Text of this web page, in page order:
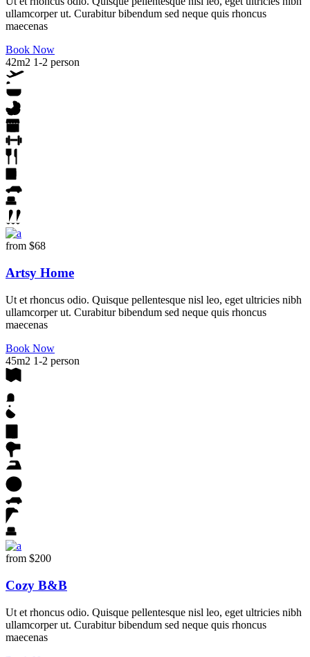
ullamcorper ut. Curabitur bibendum sed neque quis rhoncus
maecenas
Book Now
42m2 1-2 person
from $68
Artsy Home
Ut et rhoncus odio. Quisque pellentesque nisl leo, eget ultricies nibh
ullamcorper ut. Curabitur bibendum sed neque quis rhoncus
maecenas
Book Now
45m2 1-2 person
from $200
Cozy B&B
Ut et rhoncus odio. Quisque pellentesque nisl leo, eget ultricies nibh
ullamcorper ut. Curabitur bibendum sed neque quis rhoncus
maecenas